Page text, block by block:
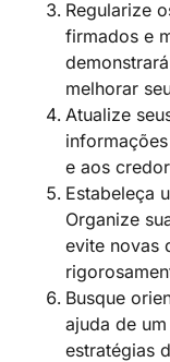
Regularize
firmados e
melhorar
Atualize
e aos
Estabeleça
Organize
evite novas
Busque
ajuda de
estratégias